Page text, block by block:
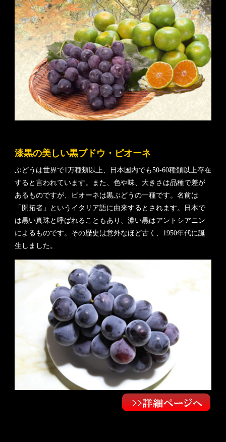
漆黒の美しい黒ブドウ・ピオーネ
ぶどうは世界で1万種類以上、日本国内でも50-60種類以上存在
すると言われています。また、色や味、大きさは品種で差が
あるものですが、ピオーネは黒ぶどうの一種です。名前は
「開拓者」というイタリア語に由来するとされます。日本で
は黒い真珠と呼ばれることもあり、濃い黒はアントシアニン
によるものです。その歴史は意外なほど古く、1950年代に誕
生しました。